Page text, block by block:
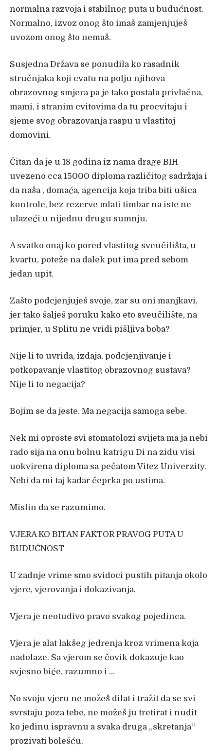
normalna razvoja i stabilnog puta u budućnost.
Normalno, izvoz onog što imaš zamjenjuješ
uvozom onog što nemaš.
Susjedna Država se ponudila ko rasadnik
stručnjaka koji cvatu na polju njihova
obrazovnog smjera pa je tako postala privlačna,
mami, i stranim cvitovima da tu procvitaju i
sjeme svog obrazovanja raspu u vlastitoj
domovini.
Čitan da je u 18 godina iz nama drage BIH
uvezeno cca 15000 diploma različitog sadržaja i
da naša , domaća, agencija koja triba biti ušica
kontrole, bez rezerve mlati timbar na iste ne
ulazeći u nijednu drugu sumnju.
A svatko onaj ko pored vlastitog sveučilišta, u
kvartu, poteže na dalek put ima pred sebom
jedan upit.
Zašto podcjenjuješ svoje, zar su oni manjkavi,
jer tako šalješ poruku kako eto sveučilište, na
primjer, u Splitu ne vridi pišljiva boba?
Nije li to uvrida, izdaja, podcjenjivanje i
potkopavanje vlastitog obrazovnog sustava?
Nije li to negacija?
Bojim se da jeste. Ma negacija samoga sebe.
Nek mi oproste svi stomatolozi svijeta ma ja nebi
rado sija na onu bolnu katrigu Di na zidu visi
uokvirena diploma sa pečatom Vitez Univerzity.
Nebi da mi taj kadar čeprka po ustima.
Mislin da se razumimo.
VJERA KO BITAN FAKTOR PRAVOG PUTA U
BUDUĆNOST
U zadnje vrime smo svidoci pustih pitanja okolo
vjere, vjerovanja i dokazivanja.
Vjera je neotuđivo pravo svakog pojedinca.
Vjera je alat lakšeg jedrenja kroz vrimena koja
nadolaze. Sa vjerom se čovik dokazuje kao
svjesno biće, razumno i …
No svoju vjeru ne možeš dilat i tražit da se svi
svrstaju poza tebe, ne možeš ju tretirat i nudit
ko jedinu ispravnu a svaka druga „skretanja“
prozivati bolešću.